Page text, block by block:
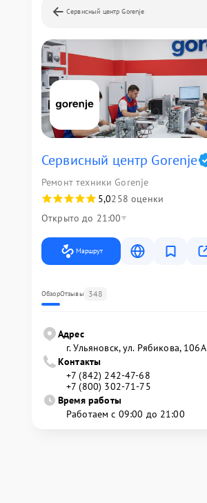
Сервисный центр Gorenje
Сервисный центр Gorenje
Ремонт техники Gorenje
5,0258 оценки
Открыто до 21:00
Маршрут
ОбзорОтзывы 348
Адрес
г. Ульяновск, ул. Рябикова, 106А
Контакты
+7 (842) 242-47-68
+7 (800) 302-71-75
Время работы
Работаем с 09:00 до 21:00